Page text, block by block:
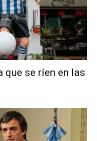
que se ríen en las